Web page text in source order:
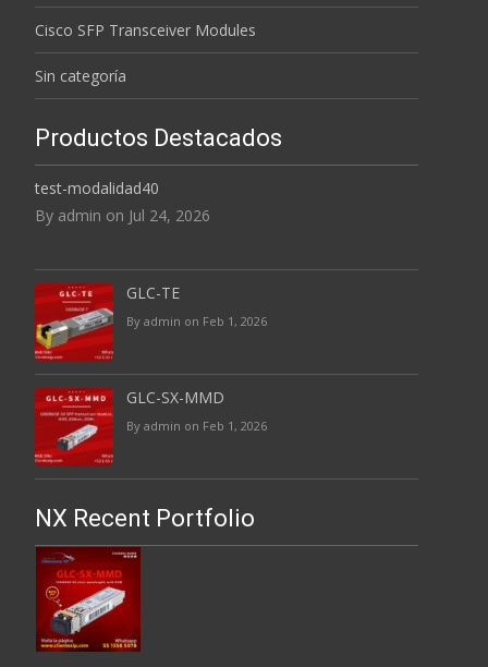
Cisco SFP Transceiver Modules
Sin categoría
Productos Destacados
test-modalidad40
By admin on Jul 24, 2026
GLC-TE
By admin on Feb 1, 2026
GLC-SX-MMD
By admin on Feb 1, 2026
NX Recent Portfolio